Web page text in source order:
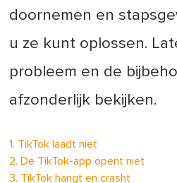
doornemen en
u ze kunt oplossen.
probleem en de
afzonderlijk bekijken.
1. TikTok laadt niet
2. De TikTok-app opent niet
3. TikTok hangt en crasht